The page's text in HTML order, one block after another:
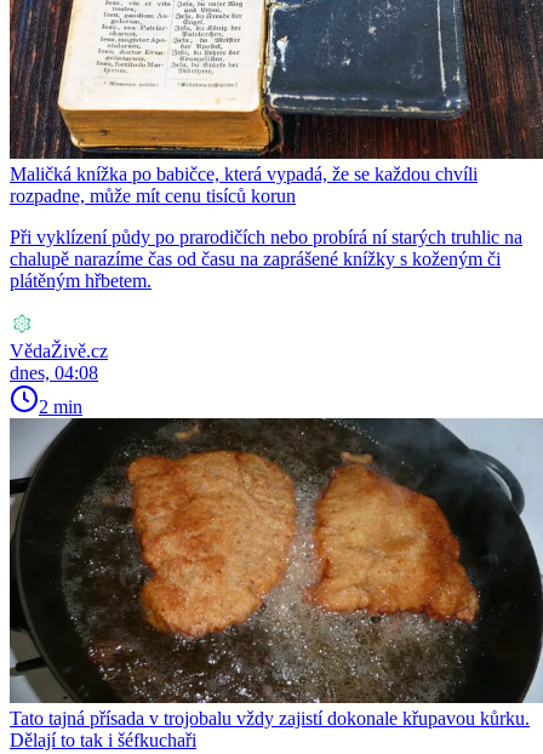
Maličká knížka po babičce, která vypadá, že se každou chvíli
rozpadne, může mít cenu tisíců korun
Při vyklízení půdy po prarodičích nebo probírá ní starých truhlic na
chalupě narazíme čas od času na zaprášené knížky s koženým či
plátěným hřbetem.
VědaŽivě.cz
dnes, 04:08
2 min
Tato tajná přísada v trojobalu vždy zajistí dokonale křupavou kůrku.
Dělají to tak i šéfkuchaři